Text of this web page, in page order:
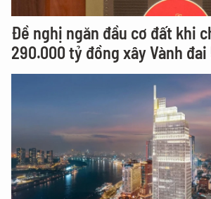
Đề nghị ngăn đầu cơ đất khi
290.000 tỷ đồng xây Vành đai